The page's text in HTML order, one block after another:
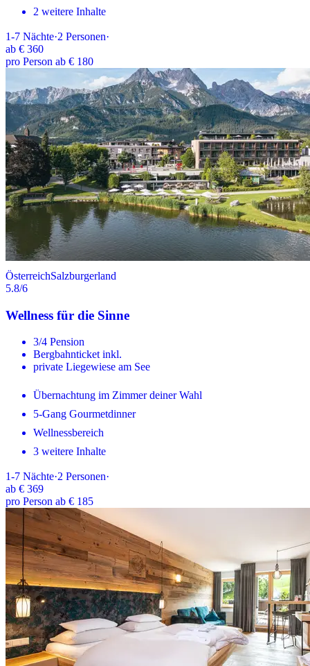
2 weitere Inhalte
1-7 Nächte·2 Personen·
ab € 360
pro Person ab € 180
ÖsterreichSalzburgerland
5.8/6
Wellness für die Sinne
3/4 Pension
Bergbahnticket inkl.
private Liegewiese am See
Übernachtung im Zimmer deiner Wahl
5-Gang Gourmetdinner
Wellnessbereich
3 weitere Inhalte
1-7 Nächte·2 Personen·
ab € 369
pro Person ab € 185